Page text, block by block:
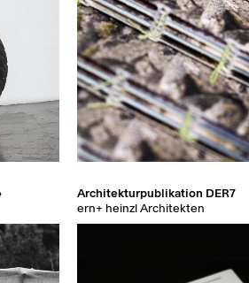
Architekturpublikation DER7
ern+ heinzl Architekten